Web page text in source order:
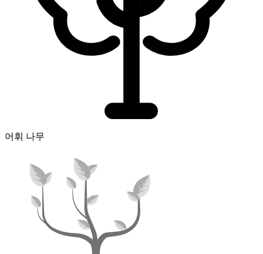
어휘 나무